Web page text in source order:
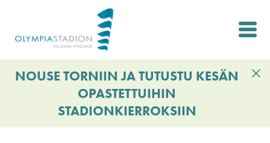
NOUSE TORNIIN JA TUTUSTU KESÄN
OPASTETTUIHIN
STADIONKIERROKSIIN